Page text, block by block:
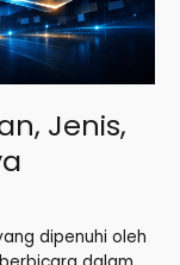
Jenis,
dipenuhi oleh